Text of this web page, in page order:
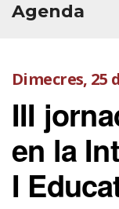
Agenda
Dimecres, 25
III
en la
I